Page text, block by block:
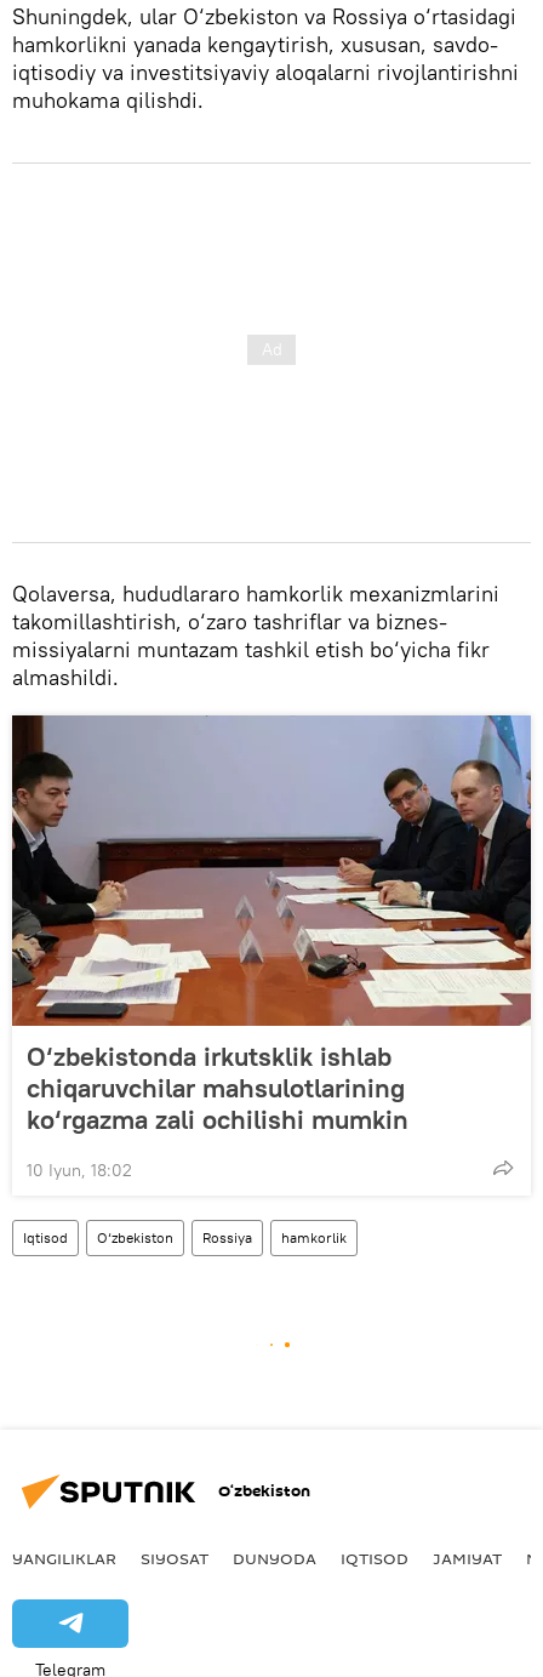
Shuningdek, ular O‘zbekiston va Rossiya o‘rtasidagi
hamkorlikni yanada kengaytirish, xususan, savdo-
iqtisodiy va investitsiyaviy aloqalarni rivojlantirishni
muhokama qilishdi.
Qolaversa, hududlararo hamkorlik mexanizmlarini
takomillashtirish, o‘zaro tashriflar va biznes-
missiyalarni muntazam tashkil etish bo‘yicha fikr
almashildi.
O‘zbekistonda irkutsklik ishlab
chiqaruvchilar mahsulotlarining
ko‘rgazma zali ochilishi mumkin
10 Iyun, 18:02
Iqtisod O‘zbekiston Rossiya hamkorlik
O‘zbekiston
YANGILIKLAR SIYOSAT DUNYODA IQTISOD JAMIYAT
Telegram